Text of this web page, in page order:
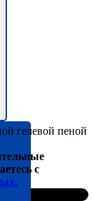
гелевой пеной
с